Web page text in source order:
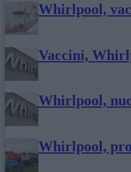
Whirlpool,
Vaccini,
Whirlpool,
Whirlpool,